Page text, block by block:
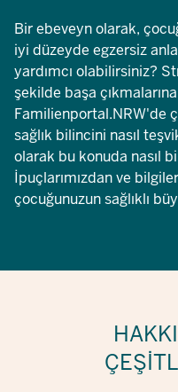
Bir ebeveyn olarak,
iyi düzeyde egzersiz
yardımcı olabilirsiniz?
şekilde başa
Familienportal.NRW'de
sağlık bilincini nasıl
olarak bu konuda nasıl
İpuçlarımızdan ve
çocuğunuzun sağlıklı